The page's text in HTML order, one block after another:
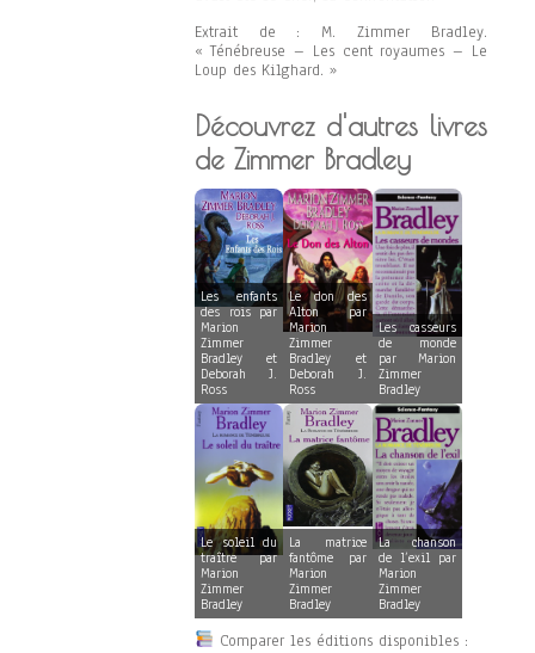
Extrait de : M. Zimmer Bradley.
« Ténébreuse – Les cent royaumes – Le
Loup des Kilghard. »
Découvrez d'autres livres
de Zimmer Bradley
Les enfants
des rois par
Marion
Zimmer
Bradley et
Deborah J.
Ross
Le don des
Alton par
Marion
Zimmer
Bradley et
Deborah J.
Ross
Les casseurs
de monde
par Marion
Zimmer
Bradley
Le soleil du
traître par
Marion
Zimmer
Bradley
La matrice
fantôme par
Marion
Zimmer
Bradley
La chanson
de l’exil par
Marion
Zimmer
Bradley
Comparer les éditions disponibles :